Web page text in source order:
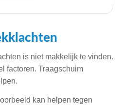
is niet makkelijk te vinden.
factoren. Traagschuim
kan helpen tegen